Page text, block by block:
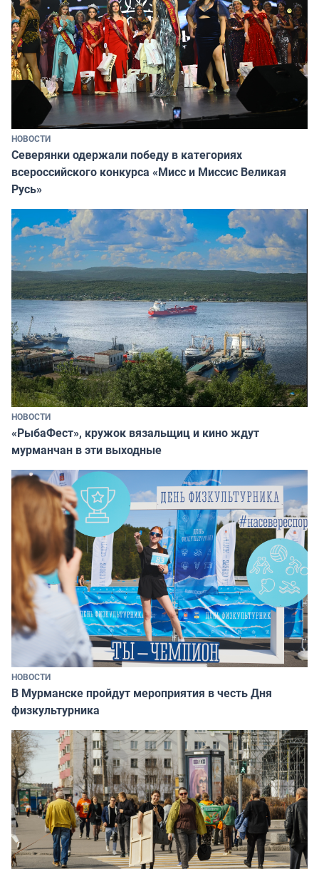
НОВОСТИ
Северянки одержали победу в категориях
всероссийского конкурса «Мисс и Миссис Великая
Русь»
НОВОСТИ
«РыбаФест», кружок вязальщиц и кино ждут
мурманчан в эти выходные
НОВОСТИ
В Мурманске пройдут мероприятия в честь Дня
физкультурника